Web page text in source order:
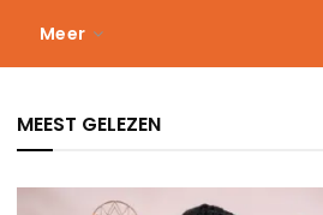
Meer
MEEST GELEZEN